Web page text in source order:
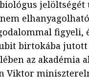
jelöltségét
figyeli,
birtokába jutott
az akadémia
Viktor